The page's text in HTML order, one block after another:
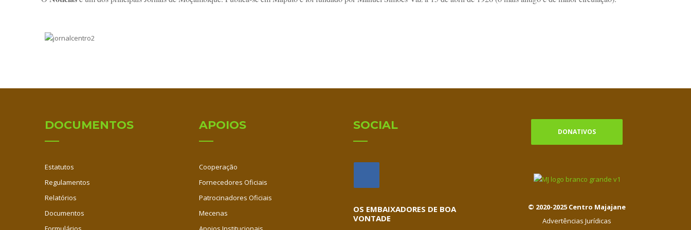
DOCUMENTOS
Estatutos
Regulamentos
Relatórios
Documentos
APOIOS
Cooperação
Fornecedores Oficiais
Patrocinadores Oficiais
Mecenas
SOCIAL
OS EMBAIXADORES DE BOA
VONTADE
DONATIVOS
© 2020-2025 Centro Majajane
Advertências Jurídicas